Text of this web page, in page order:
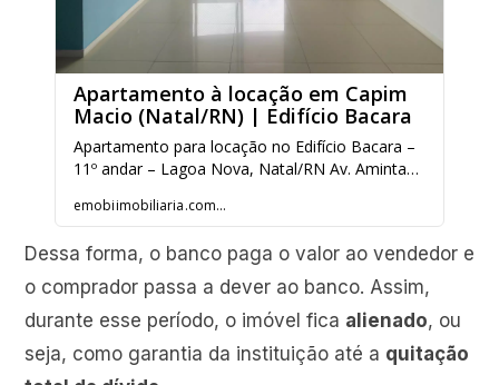
Dessa forma, o banco paga o valor ao vendedor e
o comprador passa a dever ao banco. Assim,
durante esse período, o imóvel fica alienado, ou
seja, como garantia da instituição até a quitação